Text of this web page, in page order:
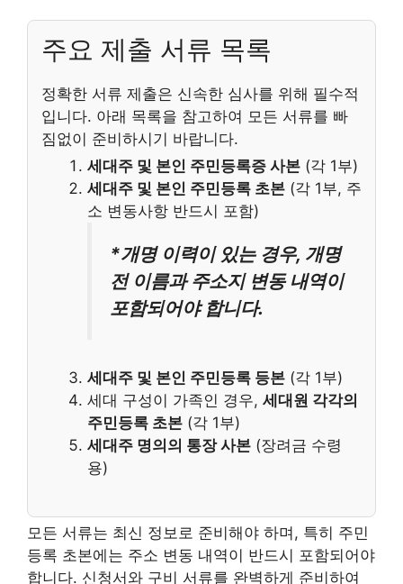
주요 제출 서류 목록
정확한 서류 제출은 신속한 심사를 위해 필수적
입니다. 아래 목록을 참고하여 모든 서류를 빠
짐없이 준비하시기 바랍니다.
세대주 및 본인 주민등록증 사본 (각 1부)
세대주 및 본인 주민등록 초본 (각 1부, 주
소 변동사항 반드시 포함)
*개명 이력이 있는 경우, 개명
전 이름과 주소지 변동 내역이
포함되어야 합니다.
세대주 및 본인 주민등록 등본 (각 1부)
세대 구성이 가족인 경우, 세대원 각각의
주민등록 초본 (각 1부)
세대주 명의의 통장 사본 (장려금 수령
용)
모든 서류는 최신 정보로 준비해야 하며, 특히 주민
등록 초본에는 주소 변동 내역이 반드시 포함되어야
합니다. 신청서와 구비 서류를 완벽하게 준비하여